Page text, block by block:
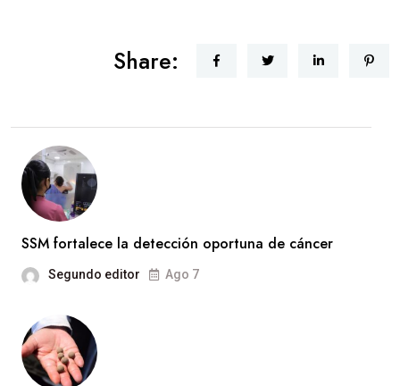
Share:
SSM fortalece la detección oportuna de cáncer
Segundo editor Ago 7